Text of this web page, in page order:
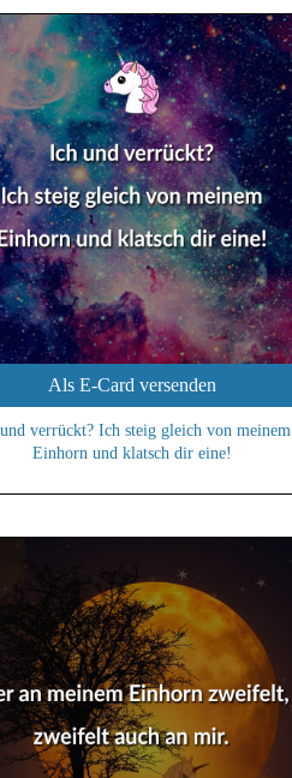
Als E-Card versenden
verrückt? Ich steig gleich von meinem
Einhorn und klatsch dir eine!